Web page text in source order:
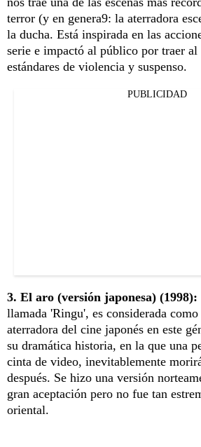
terror (y en genera9: la aterradora
la ducha. Está inspirada en las
serie e impactó al público por traer al
estándares de violencia y suspenso.
PUBLICIDAD
3. El aro (versión japonesa) (1998):
llamada 'Ringu', es considerada
aterradora del cine japonés en este
su dramática historia, en la que una
cinta de video, inevitablemente
después. Se hizo una versión
gran aceptación pero no fue tan
oriental.